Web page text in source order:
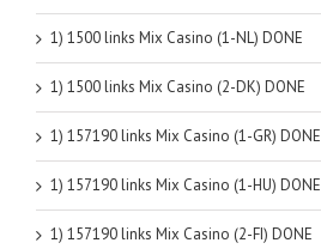
1) 1500 links Mix Casino (1-NL) DONE
1) 1500 links Mix Casino (2-DK) DONE
1) 157190 links Mix Casino (1-GR) DONE
1) 157190 links Mix Casino (1-HU) DONE
1) 157190 links Mix Casino (2-FI) DONE